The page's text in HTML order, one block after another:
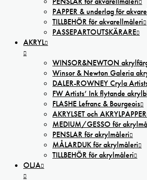
PAPPER & underlag för
TILLBEHÖR för akvarellmåleri
PASSEPARTOUTSKÄRARE
AKRYL
WINSOR&NEWTON
Winsor & Newton Galeria
DALER-ROWNEY Cryla
FW Artists’ Ink flytande
FLASHE Lefranc & Bourgeois
AKRYLSET och AKRYLPAPPER
MEDIUM/GESSO för
PENSLAR för akrylmåleri
MÅLARDUK för akrylmåleri
TILLBEHÖR för akrylmåleri
OLJA